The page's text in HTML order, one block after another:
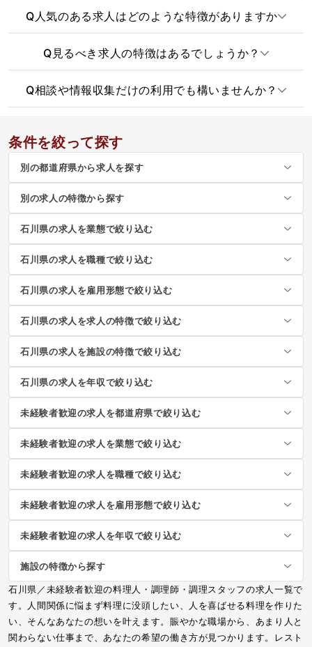
Q人気のある求人はどのような特徴がありますか
Q 見るべき求人の特徴はあるでしょうか？
Q相談や情報収集だけの利用でも構いませんか？
条件を絞って探す
別の都道府県から求人を探す
別の求人の特徴から探す
石川県の求人を業態で絞り込む
石川県の求人を職種で絞り込む
石川県の求人を雇用形態で絞り込む
石川県の求人を求人の特徴で絞り込む
石川県の求人を施設の特徴で絞り込む
石川県の求人を年収で絞り込む
未経験者歓迎の求人を都道府県で絞り込む
未経験者歓迎の求人を業態で絞り込む
未経験者歓迎の求人を職種で絞り込む
未経験者歓迎の求人を雇用形態で絞り込む
未経験者歓迎の求人を年収で絞り込む
施設の特徴から探す
石川県／未経験者歓迎の料理人・調理師・調理スタッフの求人一覧で
す。人間関係に悩まず料理に没頭したい、人を喜ばせる料理を作りた
い、そんなあなたの想いを叶えます。賑やかな職場から、あまり人と
関わらない仕事まで、あなたの希望の働き方が見つかります。レスト